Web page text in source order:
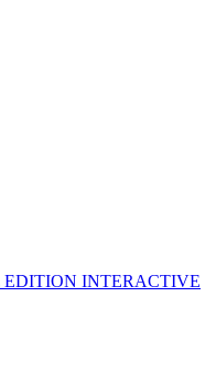
EDITION INTERACTIVE